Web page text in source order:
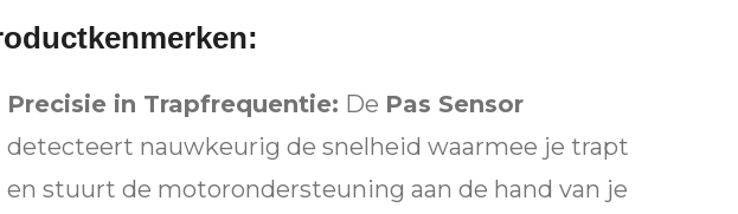
Precisie in Trapfrequentie: De Pas Sensor
detecteert nauwkeurig de snelheid waarmee je trapt
en stuurt de motorondersteuning aan de hand van je